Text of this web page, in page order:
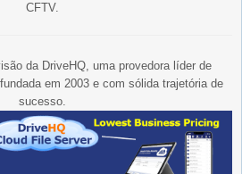
CFTV.
da DriveHQ, uma provedora líder de
em 2003 e com sólida trajetória de
sucesso.